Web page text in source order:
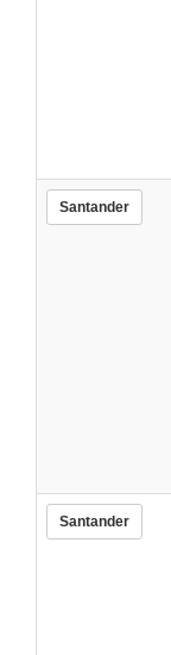
Santander
Santander